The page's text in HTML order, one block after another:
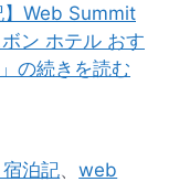
】Web Summit
ン ホテル おす
の続きを読む
泊記、web